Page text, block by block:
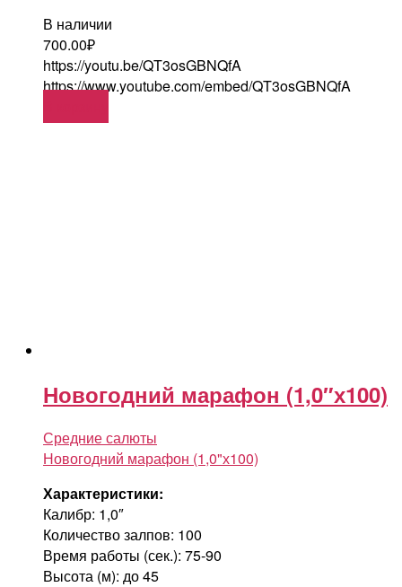
В наличии
700.00₽
https://youtu.be/QT3osGBNQfA
https://www.youtube.com/embed/QT3osGBNQfA
Новогодний марафон (1,0″х100)
Средние салюты
Новогодний марафон (1,0"х100)
Характеристики:
Калибр: 1,0″
Количество залпов: 100
Время работы (сек.): 75-90
Высота (м): до 45